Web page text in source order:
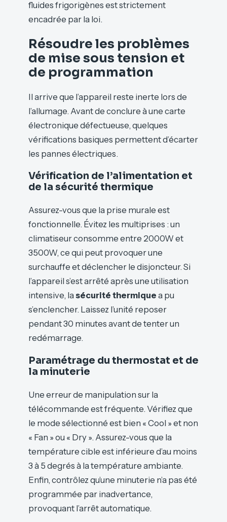
fluides frigorigènes est strictement
encadrée par la loi.
Résoudre les problèmes
de mise sous tension et
de programmation
Il arrive que l’appareil reste inerte lors de
l’allumage. Avant de conclure à une carte
électronique défectueuse, quelques
vérifications basiques permettent d’écarter
les pannes électriques.
Vérification de l’alimentation et
de la sécurité thermique
Assurez-vous que la prise murale est
fonctionnelle. Évitez les multiprises : un
climatiseur consomme entre 2000W et
3500W, ce qui peut provoquer une
surchauffe et déclencher le disjoncteur. Si
l’appareil s’est arrêté après une utilisation
intensive, lasécurité thermique a pu
s’enclencher. Laissez l’unité reposer
pendant 30 minutes avant de tenter un
redémarrage.
Paramétrage du thermostat et de
la minuterie
Une erreur de manipulation sur la
télécommande est fréquente. Vérifiez que
le mode sélectionné est bien « Cool » et non
« Fan » ou « Dry ». Assurez-vous que la
température cible est inférieure d’au moins
3 à 5 degrés à la température ambiante.
Enfin, contrôlez qu’une minuterie n’a pas été
programmée par inadvertance,
provoquant l’arrêt automatique.